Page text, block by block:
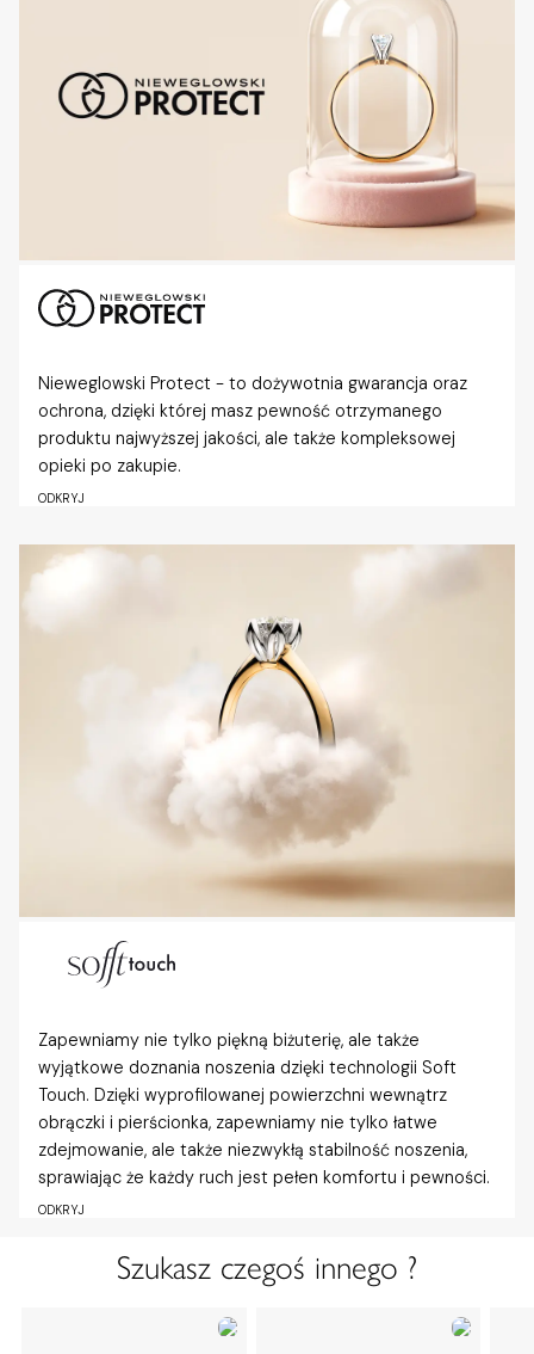
Nieweglowski Protect - to dożywotnia gwarancja oraz
ochrona, dzięki której masz pewność otrzymanego
produktu najwyższej jakości, ale także kompleksowej
opieki po zakupie.
ODKRYJ
Zapewniamy nie tylko piękną biżuterię, ale także
wyjątkowe doznania noszenia dzięki technologii Soft
Touch. Dzięki wyprofilowanej powierzchni wewnątrz
obrączki i pierścionka, zapewniamy nie tylko łatwe
zdejmowanie, ale także niezwykłą stabilność noszenia,
sprawiając że każdy ruch jest pełen komfortu i pewności.
ODKRYJ
Szukasz czegoś innego ?